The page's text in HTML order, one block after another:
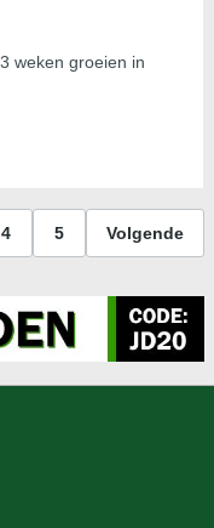
weken groeien in
4 5 Volgende